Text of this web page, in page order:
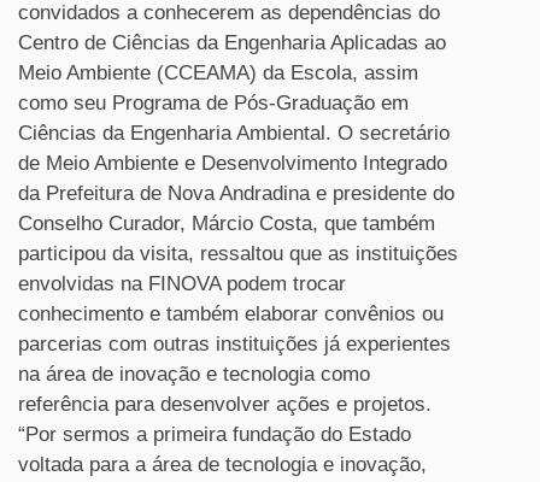
convidados a conhecerem as dependências do
Centro de Ciências da Engenharia Aplicadas ao
Meio Ambiente (CCEAMA) da Escola, assim
como seu Programa de Pós-Graduação em
Ciências da Engenharia Ambiental. O secretário
de Meio Ambiente e Desenvolvimento Integrado
da Prefeitura de Nova Andradina e presidente do
Conselho Curador, Márcio Costa, que também
participou da visita, ressaltou que as instituições
envolvidas na FINOVA podem trocar
conhecimento e também elaborar convênios ou
parcerias com outras instituições já experientes
na área de inovação e tecnologia como
referência para desenvolver ações e projetos.
“Por sermos a primeira fundação do Estado
voltada para a área de tecnologia e inovação,